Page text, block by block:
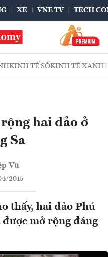
XE VNE TV TECH
KINH TẾ SỐKINH TẾ XANH
hai đảo ở
Sa
Vũ
2015
thấy, hai đảo Phú
được mở rộng đáng